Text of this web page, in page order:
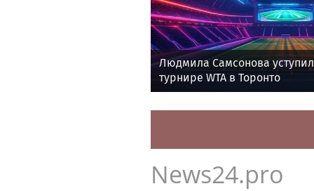
Людмила Самсонова
турнире WTA в Торонто
News24.pro